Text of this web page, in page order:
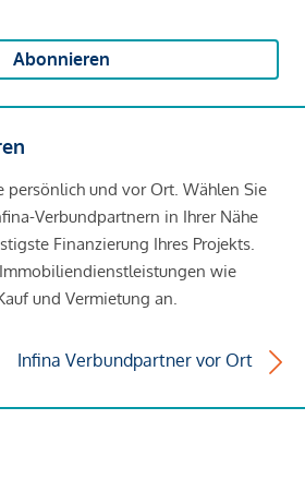
Abonnieren
persönlich und vor Ort. Wählen Sie
Verbundpartnern in Ihrer Nähe
Finanzierung Ihres Projekts.
wie
und Vermietung an.
Infina Verbundpartner vor Ort